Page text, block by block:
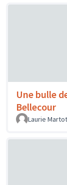
Une bulle
Bellecour
Laurie Martot